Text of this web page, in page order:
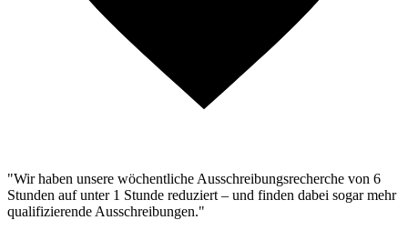
"Wir haben unsere wöchentliche Ausschreibungsrecherche von 6
Stunden auf unter 1 Stunde reduziert – und finden dabei sogar mehr
qualifizierende Ausschreibungen."